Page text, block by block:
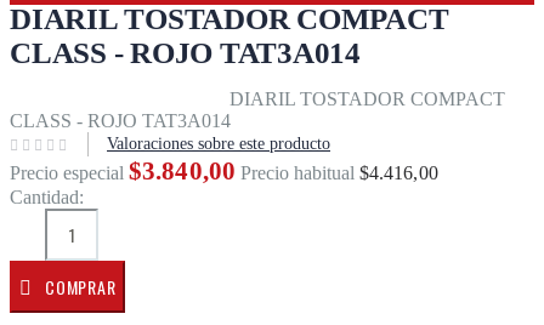
DIARIL TOSTADOR COMPACT
CLASS - ROJO TAT3A014
DIARIL TOSTADOR COMPACT
CLASS - ROJO TAT3A014
Valoraciones sobre este producto
Precio especial $3.840,00 Precio habitual $4.416,00
Cantidad:
COMPRAR